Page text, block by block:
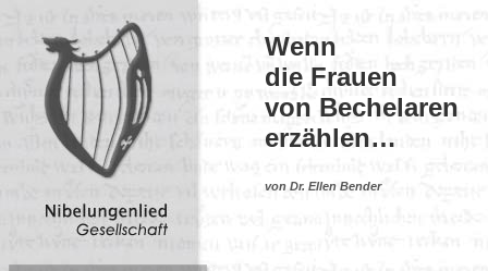
Wenn
die Frauen
von Bechelaren
erzählen…
von Dr. Ellen Bender